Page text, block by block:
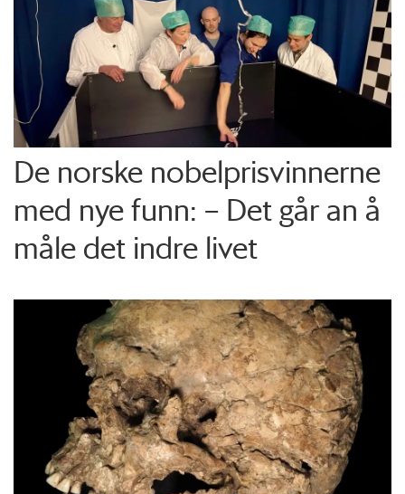
De norske nobelprisvinnerne
med nye funn: – Det går an å
måle det indre livet